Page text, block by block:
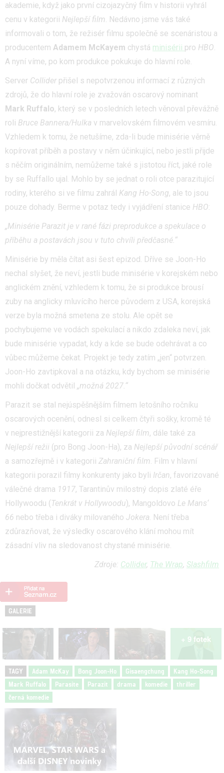
akademie, když jako první cizojazyčný film v historii vyhrál
cenu v kategorii Nejlepší film. Nedávno jsme vás také
informovali o tom, že režisér filmu společně se scenáristou a
producentem Adamem McKayem chystá minisérii pro HBO.
A nyní víme, po kom produkce pokukuje do hlavní role.
Server Collider přišel s nepotvrzenou informací z různých
zdrojů, že do hlavní role je zvažován oscarový nominant
Mark Ruffalo, který se v posledních letech věnoval převážně
roli Bruce Bannera/Hulka v marvelovském filmovém vesmíru.
Vzhledem k tomu, že netušíme, zda-li bude minisérie věrně
kopírovat příběh a postavy v něm účinkující, nebo jestli přijde
s něčím originálním, nemůžeme také s jistotou říct, jaké role
by se Ruffallo ujal. Mohlo by se jednat o roli otce parazitující
rodiny, kterého si ve filmu zahrál Kang Ho-Song, ale to jsou
pouze dohady. Berme v potaz tedy i vyjádření stanice HBO:
„Minisérie Parazit je v rané fázi preprodukce a spekulace o
příběhu a postavách jsou v tuto chvíli předčasné.“
Minisérie by měla čítat asi šest epizod. Dříve se Joon-Ho
nechal slyšet, že neví, jestli bude minisérie v korejském nebo
anglickém znění, vzhledem k tomu, že si produkce brousí
zuby na anglicky mluvícího herce původem z USA, korejská
verze byla možná smetena ze stolu. Ale opět se
pochybujeme ve vodách spekulací a nikdo zdaleka neví, jak
bude minisérie vypadat, kdy a kde se bude odehrávat a co
vůbec můžeme čekat. Projekt je tedy zatím „jen“ potvrzen.
Joon-Ho zavtipkoval a na otázku, kdy bychom se minisérie
mohli dočkat odvětil „možná 2027.“
Parazit se stal nejúspěšnějším filmem letošního ročníku
oscarových ocenění, odnesl si celkem čtyři sošky, kromě té
v nejprestižnější kategorii za Nejlepší film, dále také za
Nejlepší režii (pro Bong Joon-Ha), za Nejlepší původní scénář
a samozřejmě i v kategorii Zahraniční film. Film v hlavní
kategorii porazil filmy konkurenty jako byli Irčan, favorizované
válečné drama 1917, Tarantinův milostný dopis zlaté éře
Hollywoodu (Tenkrát v Hollywoodu), Mangoldovo Le Mans‘
66 nebo třeba i diváky milovaného Jokera. Není třeba
zdůrazňovat, že výsledky oscarového klání mohou mít
zásadní vliv na sledovanost chystané minisérie.
Zdroje: Collider, The Wrap, Slashfilm
GALERIE
+ 9 fotek
TAGY Adam McKay Bong Joon-Ho Gisaengchung
Kang Ho-Song
Mark Ruffalo
Parasite Parazit drama komedie
thriller
černá komedie